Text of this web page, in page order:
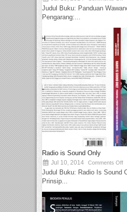
Judul Buku: Panduan
Pengarang:...
Radio is Sound Only
Jul 10, 2014 Comments Off
Judul Buku: Radio Is Sound
Prinsip...